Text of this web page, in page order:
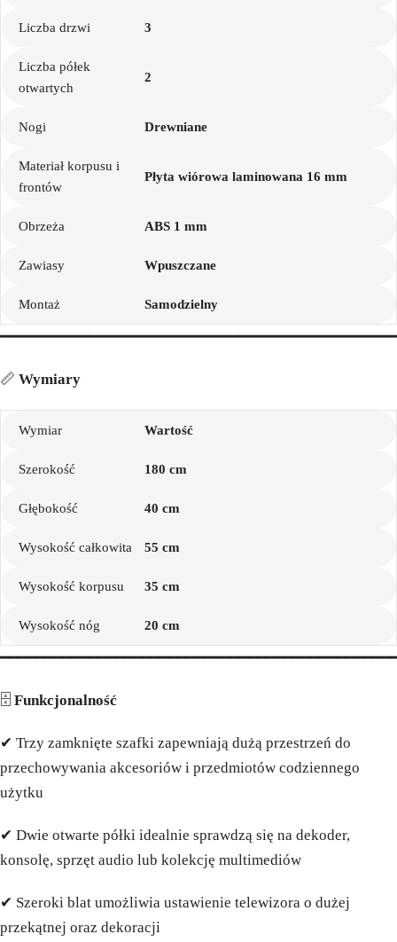
Liczba drzwi 3
Liczba półek
otwartych
2
Nogi Drewniane
Materiał korpusu i
frontów
Płyta wiórowa laminowana 16 mm
Obrzeża ABS 1 mm
Zawiasy Wpuszczane
Montaż Samodzielny
📏 Wymiary
Wymiar Wartość
Szerokość 180 cm
Głębokość 40 cm
Wysokość całkowita 55 cm
Wysokość korpusu 35 cm
Wysokość nóg 20 cm
🗄️ Funkcjonalność
✔ Trzy zamknięte szafki zapewniają dużą przestrzeń do
przechowywania akcesoriów i przedmiotów codziennego
użytku
✔ Dwie otwarte półki idealnie sprawdzą się na dekoder,
konsolę, sprzęt audio lub kolekcję multimediów
✔ Szeroki blat umożliwia ustawienie telewizora o dużej
przekątnej oraz dekoracji